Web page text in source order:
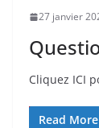
27 janvier
Cliquez ICI
Read More